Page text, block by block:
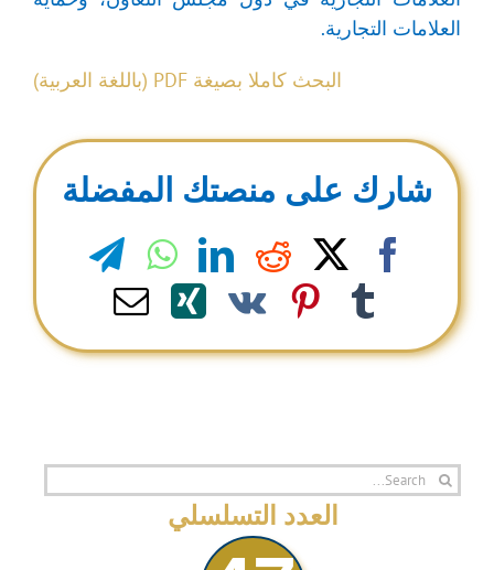
العلامات التجارية.
البحث كاملا بصيغة PDF (باللغة العربية)
شارك على منصتك المفضلة
Facebook
X
Reddit
LinkedIn
Tumblr
Pinterest
Vk
Xing
Email
Search
العدد التسلسلي